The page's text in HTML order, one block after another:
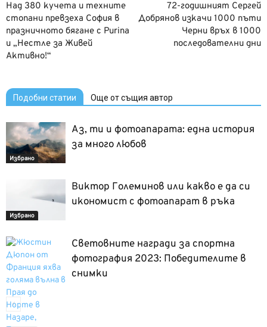
Над 380 кучета и техните
стопани превзеха София в
празничното бягане с Purina
и „Нестле за Живей
Активно!“
72-годишният Сергей
Добрянов изкачи 1000 пъти
Черни връх в 1000
последователни дни
Подобни статии Още от същия автор
Избрано
Аз, ти и фотоапарата: една история
за много любов
Избрано
Виктор Големинов или какво е да си
икономист с фотоапарат в ръка
Световните награди за спортна
фотография 2023: Победителите в
снимки